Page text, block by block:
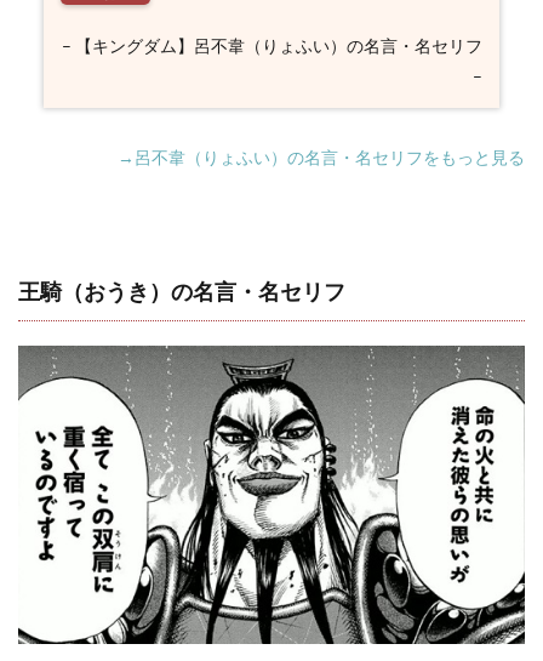
– 【キングダム】呂不韋（りょふい）の名言・名セリフ
–
→呂不韋（りょふい）の名言・名セリフをもっと見る
王騎（おうき）の名言・名セリフ